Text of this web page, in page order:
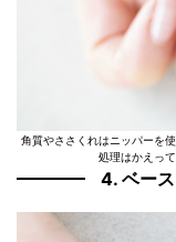
角質やささくれはニッパーを
処理はかえっ
4. ベー